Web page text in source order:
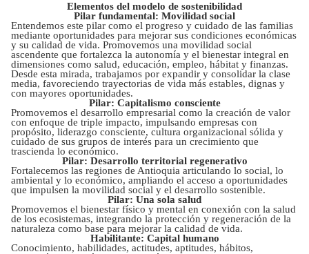
Elementos del modelo de sostenibilidad
Pilar fundamental: Movilidad social
Entendemos este pilar como el progreso y cuidado de las familias
mediante oportunidades para mejorar sus condiciones económicas
y su calidad de vida. Promovemos una movilidad social
ascendente que fortalezca la autonomía y el bienestar integral en
dimensiones como salud, educación, empleo, hábitat y finanzas.
Desde esta mirada, trabajamos por expandir y consolidar la clase
media, favoreciendo trayectorias de vida más estables, dignas y
con mayores oportunidades.
Pilar: Capitalismo consciente
Promovemos el desarrollo empresarial como la creación de valor
con enfoque de triple impacto, impulsando empresas con
propósito, liderazgo consciente, cultura organizacional sólida y
cuidado de sus grupos de interés para un crecimiento que
trascienda lo económico.
Pilar: Desarrollo territorial regenerativo
Fortalecemos las regiones de Antioquia articulando lo social, lo
ambiental y lo económico, ampliando el acceso a oportunidades
que impulsen la movilidad social y el desarrollo sostenible.
Pilar: Una sola salud
Promovemos el bienestar físico y mental en conexión con la salud
de los ecosistemas, integrando la protección y regeneración de la
naturaleza como base para mejorar la calidad de vida.
Habilitante: Capital humano
Conocimiento, habilidades, actitudes, aptitudes, hábitos,